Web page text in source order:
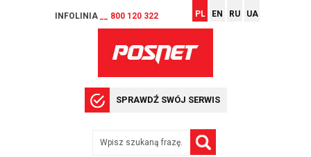
INFOLINIA __ 800 120 322 PL EN RU UA
SPRAWDŹ SWÓJ SERWIS